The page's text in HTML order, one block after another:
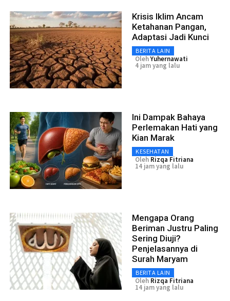
Krisis Iklim Ancam
Ketahanan Pangan,
Adaptasi Jadi Kunci
BERITA LAIN
OlehYuhernawati
4 jam yang lalu
Ini Dampak Bahaya
Perlemakan Hati yang
Kian Marak
KESEHATAN
Oleh Rizqa Fitriana
14 jam yang lalu
Mengapa Orang
Beriman Justru Paling
Sering Diuji?
Penjelasannya di
Surah Maryam
BERITA LAIN
Oleh Rizqa Fitriana
14 jam yang lalu